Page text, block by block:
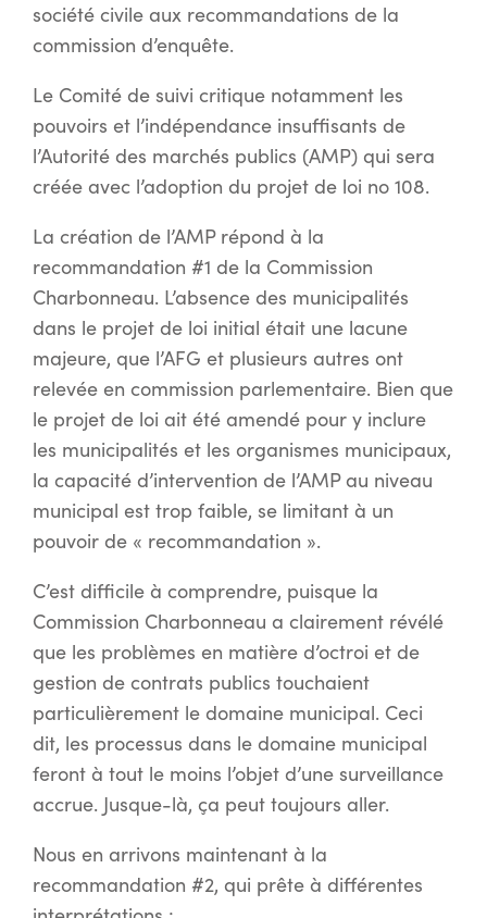
société civile aux recommandations de la
commission d’enquête.
Le Comité de suivi critique notamment les
pouvoirs et l’indépendance insuffisants de
l’Autorité des marchés publics (AMP) qui sera
créée avec l’adoption du projet de loi no 108.
La création de l’AMP répond à la
recommandation #1 de la Commission
Charbonneau. L’absence des municipalités
dans le projet de loi initial était une lacune
majeure, que l’AFG et plusieurs autres ont
relevée en commission parlementaire. Bien que
le projet de loi ait été amendé pour y inclure
les municipalités et les organismes municipaux,
la capacité d’intervention de l’AMP au niveau
municipal est trop faible, se limitant à un
pouvoir de « recommandation ».
C’est difficile à comprendre, puisque la
Commission Charbonneau a clairement révélé
que les problèmes en matière d’octroi et de
gestion de contrats publics touchaient
particulièrement le domaine municipal. Ceci
dit, les processus dans le domaine municipal
feront à tout le moins l’objet d’une surveillance
accrue. Jusque-là, ça peut toujours aller.
Nous en arrivons maintenant à la
recommandation #2, qui prête à différentes